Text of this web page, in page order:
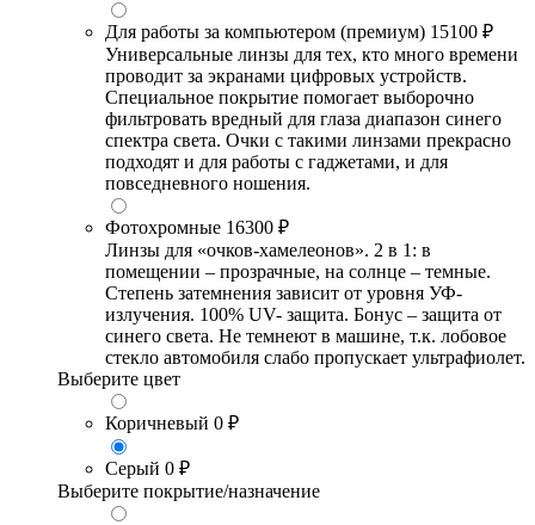
Для работы за компьютером (премиум) 15100 ₽
Универсальные линзы для тех, кто много времени
проводит за экранами цифровых устройств.
Специальное покрытие помогает выборочно
фильтровать вредный для глаза диапазон синего
спектра света. Очки с такими линзами прекрасно
подходят и для работы с гаджетами, и для
повседневного ношения.
Фотохромные 16300 ₽
Линзы для «очков-хамелеонов». 2 в 1: в
помещении – прозрачные, на солнце – темные.
Степень затемнения зависит от уровня УФ-
излучения. 100% UV- защита. Бонус – защита от
синего света. Не темнеют в машине, т.к. лобовое
стекло автомобиля слабо пропускает ультрафиолет.
Выберите цвет
Коричневый 0 ₽
Серый 0 ₽
Выберите покрытие/назначение